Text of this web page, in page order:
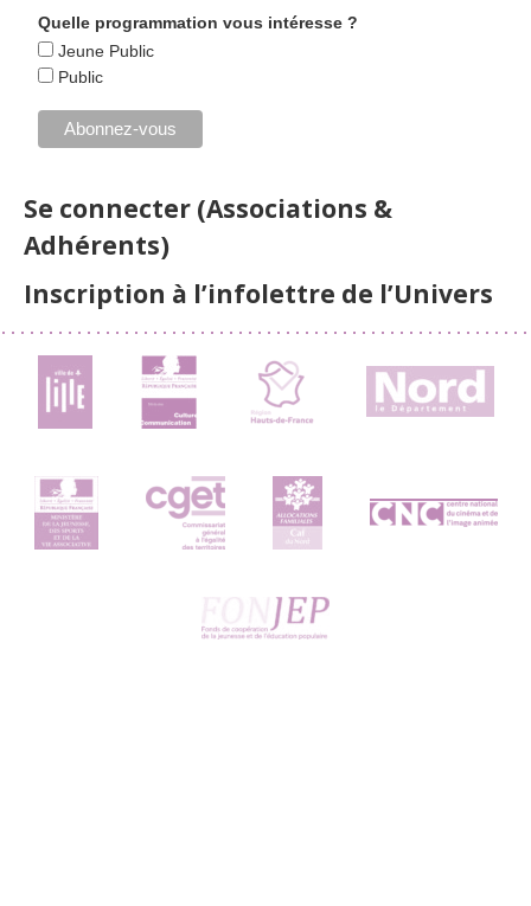
Quelle programmation vous intéresse ?
Jeune Public
Public
Se connecter (Associations &
Adhérents)
Inscription à l’infolettre de l’Univers